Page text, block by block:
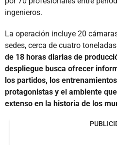
ingenieros.
La operación incluye 20
sedes, cerca de cuatro
de 18 horas diarias de
despliegue busca ofrecer
los partidos, los
protagonistas y el ambiente
extenso en la historia de los